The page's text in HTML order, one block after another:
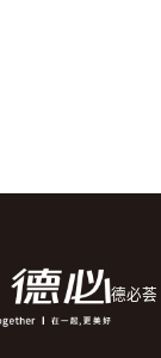
德必荟